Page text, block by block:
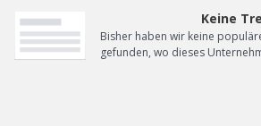
Keine
Bisher haben wir keine
gefunden, wo dieses